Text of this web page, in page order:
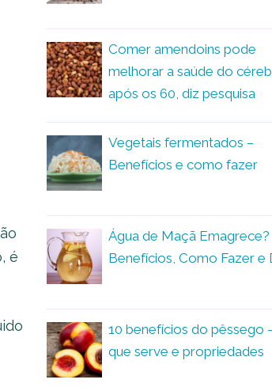
é
Comer amendoins pode
melhorar a saúde do
após os 60, diz pesquisa
Vegetais fermentados –
Benefícios e como fazer
Água de Maçã Emagrece?
Benefícios, Como Fazer e
10 benefícios do pêssego
que serve e propriedades